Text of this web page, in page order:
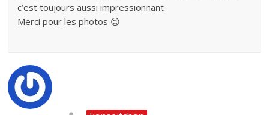
c’est toujours aussi impressionnant.
Merci pour les photos 😉